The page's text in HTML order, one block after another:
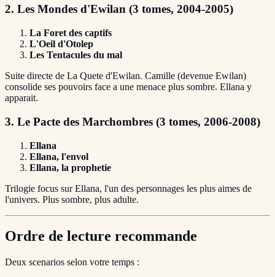
2. Les Mondes d'Ewilan (3 tomes, 2004-2005)
La Foret des captifs
L'Oeil d'Otolep
Les Tentacules du mal
Suite directe de La Quete d'Ewilan. Camille (devenue Ewilan)
consolide ses pouvoirs face a une menace plus sombre. Ellana y
apparait.
3. Le Pacte des Marchombres (3 tomes, 2006-2008)
Ellana
Ellana, l'envol
Ellana, la prophetie
Trilogie focus sur Ellana, l'un des personnages les plus aimes de
l'univers. Plus sombre, plus adulte.
Ordre de lecture recommande
Deux scenarios selon votre temps :